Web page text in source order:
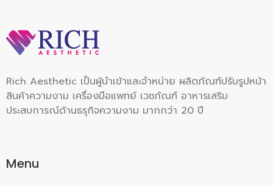
Rich Aesthetic เป็นผู้นำเข้าและจำหน่าย ผลิตภัณฑ์ปรับรูปหน้า
สินค้าความงาม เครื่องมือแพทย์ เวชภัณฑ์ อาหารเสริม
ประสบการณ์ด้านธรุกิจความงาม มากกว่า 20 ปี
Menu